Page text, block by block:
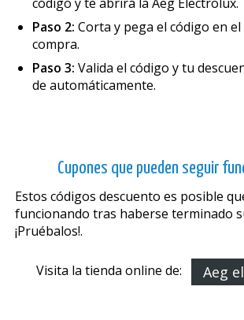
Paso 2: Corta y pega el código en
compra.
Paso 3: Valida el código y tu
de automáticamente.
Cupones que pueden seguir
Estos códigos descuento es posible
funcionando tras haberse terminado
¡Pruébalos!.
Visita la tienda online de: Aeg